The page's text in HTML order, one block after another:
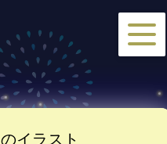
のイラスト